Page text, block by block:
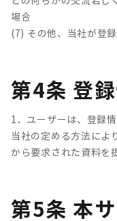
場合
(7) その他、当社が登
1．ユーザーは、登録
当社の定める方法によ
から要求された資料を
第4条 登
第5条 本